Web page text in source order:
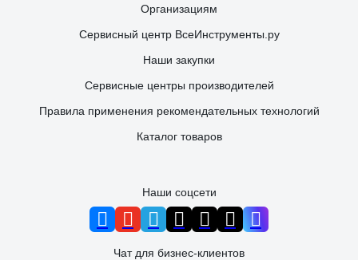
Организациям
Сервисный центр ВсеИнструменты.ру
Наши закупки
Сервисные центры производителей
Правила применения рекомендательных технологий
Каталог товаров
Наши соцсети
Чат для бизнес-клиентов